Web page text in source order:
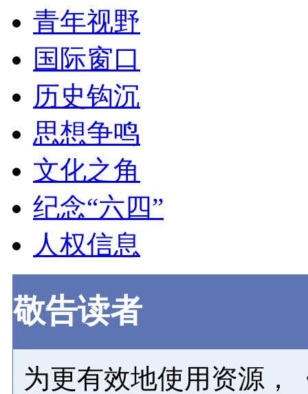
青年视野
国际窗口
历史钩沉
思想争鸣
文化之角
纪念“六四”
人权信息
敬告读者
为更有效地使用资源，